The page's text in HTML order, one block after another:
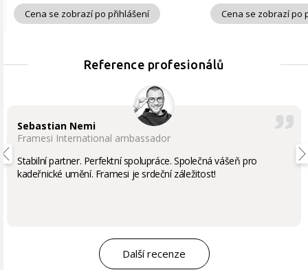
Cena se zobrazí po přihlášení Cena se zobrazí po
Reference profesionálů
Sebastian Nemi
Framesi International ambassador
Stabilní partner. Perfektní spolupráce. Společná vášeň pro
kadeřnické umění. Framesi je srdeční záležitost!
Další recenze